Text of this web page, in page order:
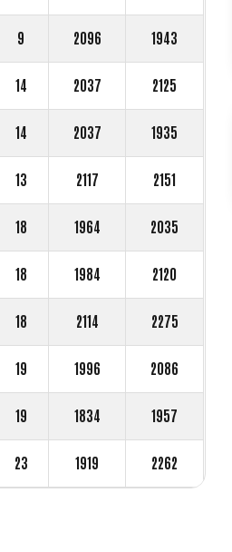
9 2096 1943
14 2037 2125
14 2037 1935
13 2117 2151
18 1964 2035
18 1984 2120
18 2114 2275
19 1996 2086
19 1834 1957
23 1919 2262